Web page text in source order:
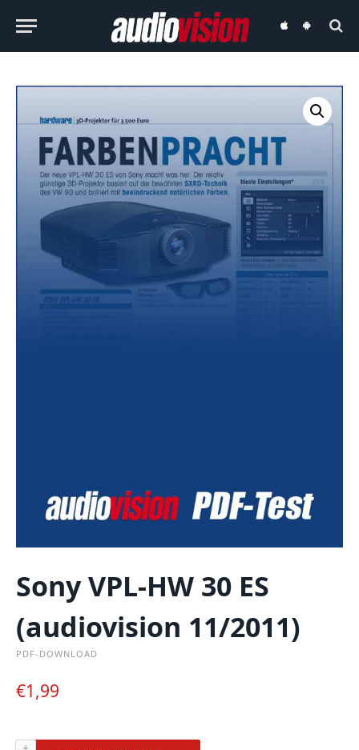
audiovisionaudiovision
Sony VPL-HW 30 ES
(audiovision 11/2011)
PDF-DOWNLOAD
€1,99
Sony